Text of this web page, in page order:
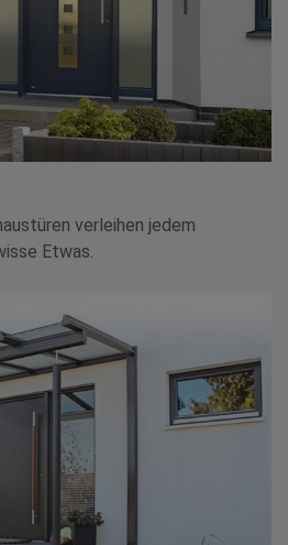
verleihen jedem
Etwas.